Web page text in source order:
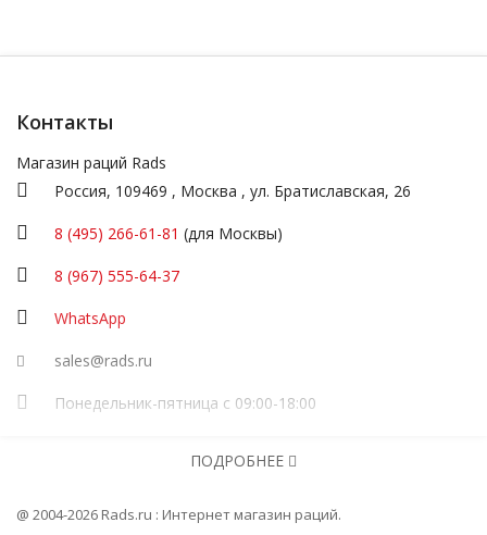
Контакты
Магазин раций Rads
Россия, 109469 , Москва , ул. Братиславская, 26
8 (495) 266-61-81 (для Москвы)
8 (967) 555-64-37
WhatsApp
sales@rads.ru
Понедельник-пятница с 09:00-18:00
316774600251277
Информация
ПОДРОБНЕЕ
@ 2004-2026 Rads.ru : Интернет магазин раций.